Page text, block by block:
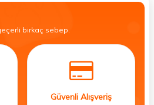
birkaç sebep.
Güvenli Alışveriş